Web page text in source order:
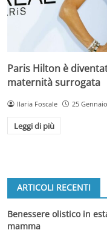
Paris Hilton è
maternità surrogata
Ilaria Foscale 25
Leggi di più
ARTICOLI RECENTI
Benessere olistico in
mamma